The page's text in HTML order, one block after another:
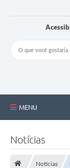
MENU
Notícias
Notícias